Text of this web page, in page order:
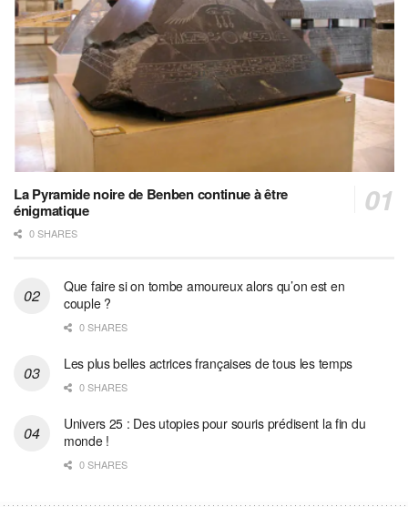
La Pyramide noire de Benben continue à être
énigmatique
0 SHARES
Que faire si on tombe amoureux alors qu’on est en
couple ?
0 SHARES
Les plus belles actrices françaises de tous les temps
0 SHARES
Univers 25 : Des utopies pour souris prédisent la fin du
monde !
0 SHARES